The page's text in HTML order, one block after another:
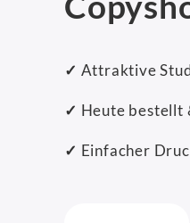
✓ Attraktive
✓ Heute bestellt
✓ Einfacher